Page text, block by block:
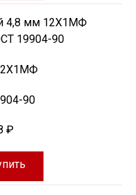
4,8 мм 12Х1МФ
19904-90
90
₽